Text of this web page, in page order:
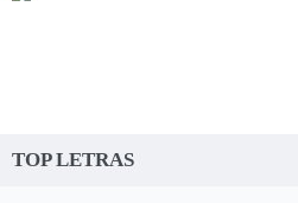
TOP LETRAS